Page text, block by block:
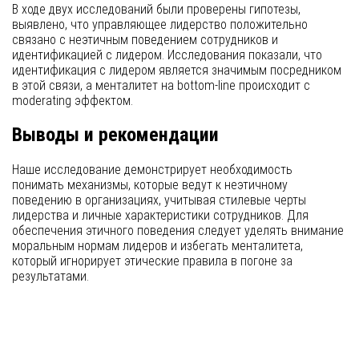
В ходе двух исследований были проверены гипотезы,
выявлено, что управляющее лидерство положительно
связано с неэтичным поведением сотрудников и
идентификацией с лидером. Исследования показали, что
идентификация с лидером является значимым посредником
в этой связи, а менталитет на bottom-line происходит с
moderating эффектом.
Выводы и рекомендации
Наше исследование демонстрирует необходимость
понимать механизмы, которые ведут к неэтичному
поведению в организациях, учитывая стилевые черты
лидерства и личные характеристики сотрудников. Для
обеспечения этичного поведения следует уделять внимание
моральным нормам лидеров и избегать менталитета,
который игнорирует этические правила в погоне за
результатами.